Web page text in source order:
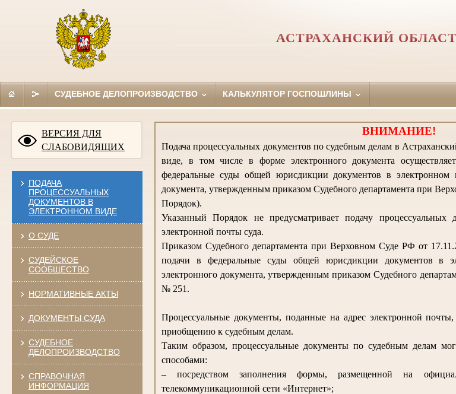
АСТРАХАНСКИЙ
СУДЕБНОЕ ДЕЛОПРОИЗВОДСТВО КАЛЬКУЛЯТОР ГОСПОШЛИНЫ
ВЕРСИЯ ДЛЯ
СЛАБОВИДЯЩИХ
ПОДАЧА
ПРОЦЕССУАЛЬНЫХ
ДОКУМЕНТОВ В
ЭЛЕКТРОННОМ ВИДЕ
О СУДЕ
СУДЕЙСКОЕ
СООБЩЕСТВО
НОРМАТИВНЫЕ АКТЫ
ДОКУМЕНТЫ СУДА
СУДЕБНОЕ
ДЕЛОПРОИЗВОДСТВО
СПРАВОЧНАЯ
ИНФОРМАЦИЯ
ВНИМАНИЕ!
Подача процессуальных документов по судебным делам в
виде, в том числе в форме электронного документа
федеральные суды общей юрисдикции документов в
документа, утвержденным приказом Судебного департамента при
Порядок).
Указанный Порядок не предусматривает подачу
электронной почты суда.
Приказом Судебного департамента при Верховном Суде РФ от
подачи в федеральные суды общей юрисдикции документов в
электронного документа, утвержденным приказом Судебного
№ 251.
Процессуальные документы, поданные на адрес электронной
приобщению к судебным делам.
Таким образом, процессуальные документы по судебным делам
способами:
– посредством заполнения формы, размещенной на
телекоммуникационной сети «Интернет»;